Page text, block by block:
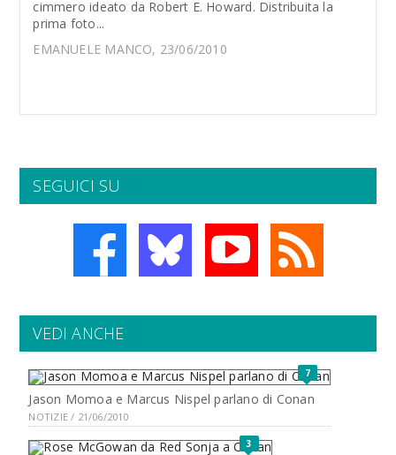
cimmero ideato da Robert E. Howard. Distribuita la
prima foto...
EMANUELE MANCO, 23/06/2010
SEGUICI SU
VEDI ANCHE
7
Jason Momoa e Marcus Nispel parlano di Conan
NOTIZIE / 21/06/2010
3